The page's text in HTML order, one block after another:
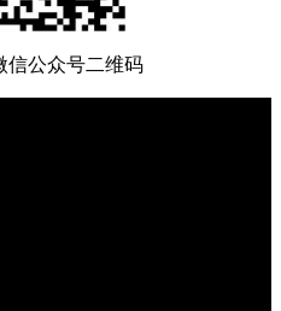
信公众号二维码